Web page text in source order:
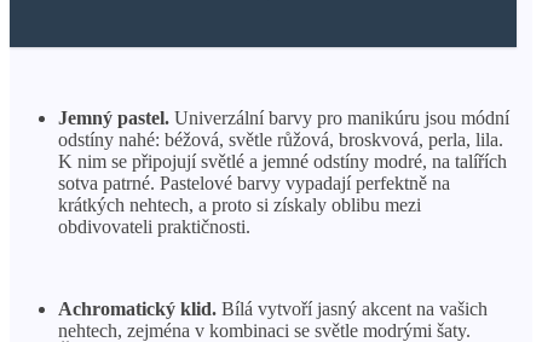
Jemný pastel. Univerzální barvy pro manikúru jsou módní
odstíny nahé: béžová, světle růžová, broskvová, perla, lila.
K nim se připojují světlé a jemné odstíny modré, na talířích
sotva patrné. Pastelové barvy vypadají perfektně na
krátkých nehtech, a proto si získaly oblibu mezi
obdivovateli praktičnosti.
Achromatický klid. Bílá vytvoří jasný akcent na vašich
nehtech, zejména v kombinaci se světle modrými šaty.